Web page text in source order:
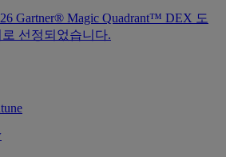
Gartner® Magic Quadrant™ DEX 도
선정되었습니다.